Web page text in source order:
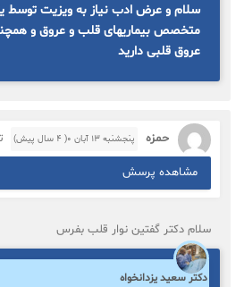
سلام و عرض ادب نیاز به ویزیت توسط
متخصص بیماریهای قلب و عروق و
عروق قلبی دارید
حمزه پنجشنبه ۱۳ آبان ۰( 4 سال پیش)
مشاهده پرسش
سلام دکتر گفتین نوار قلب بفرس
دکتر سعید یزدانخواه